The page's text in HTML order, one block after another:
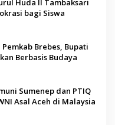
Huda II Tambaksari
bagi Siswa
Brebes, Bupati
Berbasis Budaya
Sumenep dan PTIQ
Asal Aceh di Malaysia